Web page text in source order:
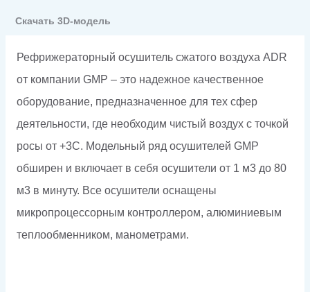
Скачать 3D-модель
Рефрижераторный осушитель сжатого воздуха ADR
от компании GMP – это надежное качественное
оборудование, предназначенное для тех сфер
деятельности, где необходим чистый воздух с точкой
росы от +3С. Модельный ряд осушителей GMP
обширен и включает в себя осушители от 1 м3 до 80
м3 в минуту. Все осушители оснащены
микропроцессорным контроллером, алюминиевым
теплообменником, манометрами.